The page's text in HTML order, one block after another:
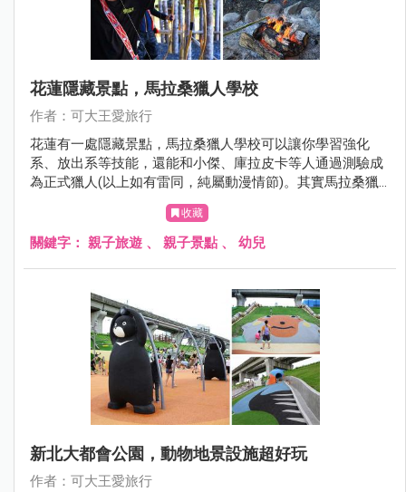
花蓮隱藏景點，馬拉桑獵人學校
作者：可大王愛旅行
花蓮有一處隱藏景點，馬拉桑獵人學校可以讓你學習強化
系、放出系等技能，還能和小傑、庫拉皮卡等人通過測驗成
為正式獵人(以上如有雷同，純屬動漫情節)。其實馬拉桑獵
人學校可以讓遊客體驗射山豬、設陷阱以及撒網捕魚，還有
竹筒飯DIY、喝小米酒烤肉。想玩點不一樣的花蓮嗎? 來當個
一日原民獵人吧，好玩又好笑。
收藏
關鍵字： 親子旅遊 、 親子景點 、 幼兒
新北大都會公園，動物地景設施超好玩
作者：可大王愛旅行